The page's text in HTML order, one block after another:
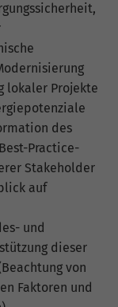
lokaler Projekte
des
Practice-
Stakeholder
auf
und
dieser
von
Faktoren und
Analytics
verwendet,
zu speichern,
nutzen, und
es der
Daten
die
und die